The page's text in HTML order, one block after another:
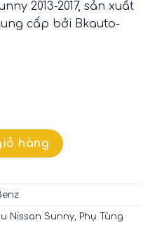
2013-2017, sản xuất
cấp bởi Bkauto-
CHÍNH HÃNG
hàng
Nissan Sunny, Phụ Tùng